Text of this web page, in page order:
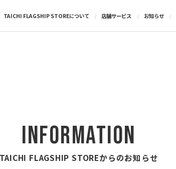
TAICHI FLAGSHIP STOREについて 店舗サービス お知らせ
INFORMATION
TAICHI FLAGSHIP STOREからのお知らせ